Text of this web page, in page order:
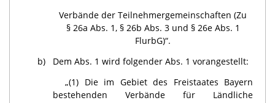
Verbände der Teilnehmergemeinschaften (Zu
§ 26a Abs. 1, § 26b Abs. 3 und § 26e Abs. 1
FlurbG)“.
b)
Dem Abs. 1 wird folgender Abs. 1 vorangestellt:
„(1) Die im Gebiet des Freistaates Bayern
bestehenden Verbände für Ländliche